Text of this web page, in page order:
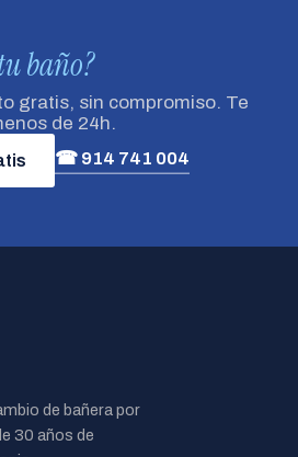
baño?
gratis, sin compromiso. Te
de 24h.
☎ 914 741 004
de bañera por
30 años de